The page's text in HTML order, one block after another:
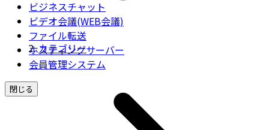
ビジネスチャット
ビデオ会議(WEB会議)
ファイル転送
ホスティングサーバー
会員管理システム
閉じる
カテゴリー